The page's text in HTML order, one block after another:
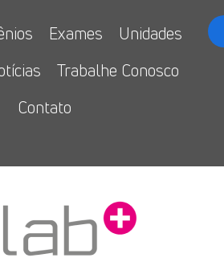
Exames
Unidades
Trabalhe Conosco
Contato